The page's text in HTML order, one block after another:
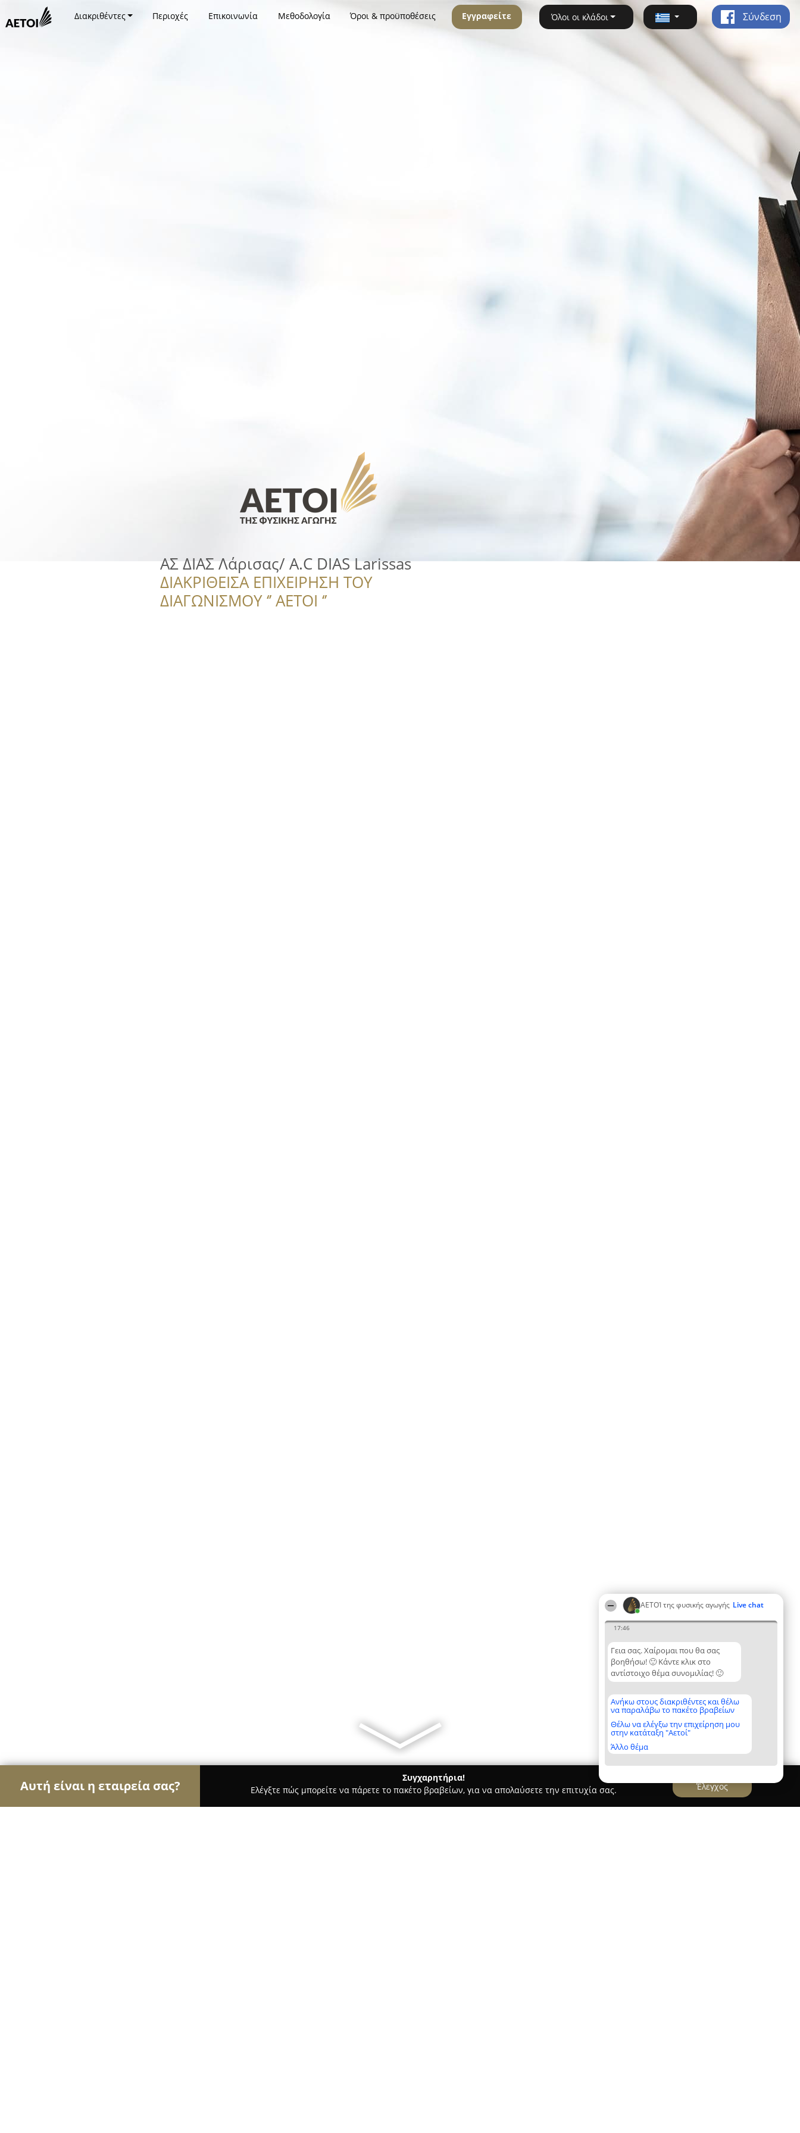
ΑΕΤΟΊ της φυσικής αγωγής Live chat
17:46
Γεια σας. Χαίρομαι που θα σας
βοηθήσω! 🙂 Κάντε κλικ στο
αντίστοιχο θέμα συνομιλίας! 🙂
Ανήκω στους διακριθέντες και θέλω
να παραλάβω το πακέτο βραβείων
Θέλω να ελέγξω την επιχείρηση μου
στην κατάταξη "Αετοί"
Άλλο θέμα
Διακριθέντες Περιοχές Επικοινωνία Μεθοδολογία Όροι & προϋποθέσεις Εγγραφείτε Όλοι οι κλάδοι Σύνδεση
ΑΣ ΔΙΑΣ Λάρισας/ A.C DIAS Larissas
ΔΙΑΚΡΙΘΕΙΣΑ ΕΠΙΧΕΙΡΗΣΗ ΤΟΥ
ΔΙΑΓΩΝΙΣΜΟΥ ‘’ ΑΕΤΟΙ ‘’
Αυτή είναι η εταιρεία σας?
Συγχαρητήρια!
Ελέγξτε πώς μπορείτε να πάρετε το πακέτο βραβείων, για να απολαύσετε την επιτυχία σας.
Έλεγχος